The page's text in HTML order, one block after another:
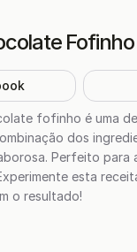
Fofinho
fofinho é uma
dos
Perfeito para
esta
o resultado!